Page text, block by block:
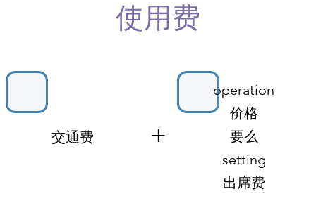
​使用费
​交通费 +
​operation
价格
要么
​​setting
出席费